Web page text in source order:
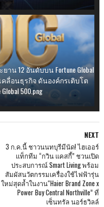
น 12 อันดับบน Fortune Global
คลื่อนธุรกิจ ดันองค์กรเติบโต
500.png
NEXT
3 ก.ค.นี้ ชาวนนทบุรีมีนัด! ไฮเออร์
แท็กทีม “กวิน แคสกี้” ชวนเปิด
ประสบการณ์ Smart Living พร้อม
สัมผัสนวัตกรรมเครื่องใช้ไฟฟ้ารุ่น
ใหม่สุดล้ำในงาน“Haier Brand Zone x
Power Buy Central Northville” ที่
เซ็นทรัล นอร์ธวิลล์